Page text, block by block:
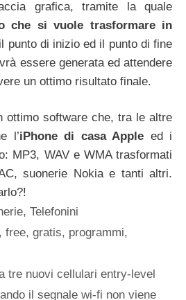
grafica, tramite la quale
che si vuole trasformare in
punto di inizio ed il punto di fine
essere generata ed attendere
un ottimo risultato finale.
ottimo software che, tra le altre
l’iPhone di casa Apple ed i
MP3, WAV e WMA trasformati
suonerie Nokia e tanti altri.
,Telefonini
,free,gratis, programmi,
tre nuovi cellulari entry-level
il segnale wi-fi non viene